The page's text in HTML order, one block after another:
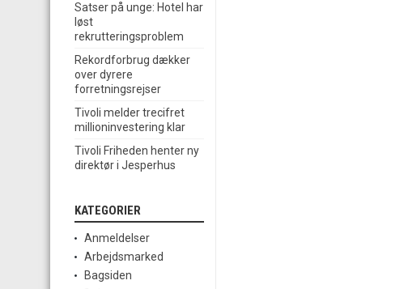
Satser på unge: Hotel har
løst
rekrutteringsproblem
Rekordforbrug dækker
over dyrere
forretningsrejser
Tivoli melder trecifret
millioninvestering klar
Tivoli Friheden henter ny
direktør i Jesperhus
KATEGORIER
Anmeldelser
Arbejdsmarked
Bagsiden